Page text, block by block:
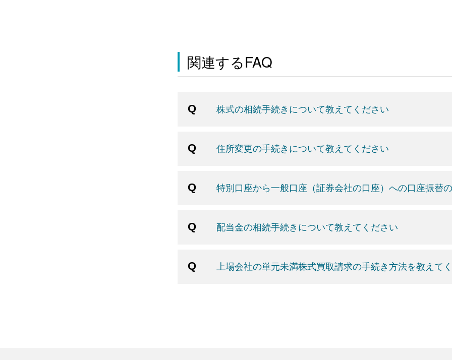
関連するFAQ
株式の相続手続きについて教えてください
住所変更の手続きについて教えてください
特別口座から一般口座（証券会社の口座）への口座振替
配当金の相続手続きについて教えてください
上場会社の単元未満株式買取請求の手続き方法を教えて